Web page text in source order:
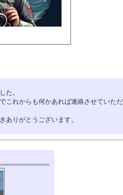
た。
これからも何かあれば連絡させていた
ありがとうございます。